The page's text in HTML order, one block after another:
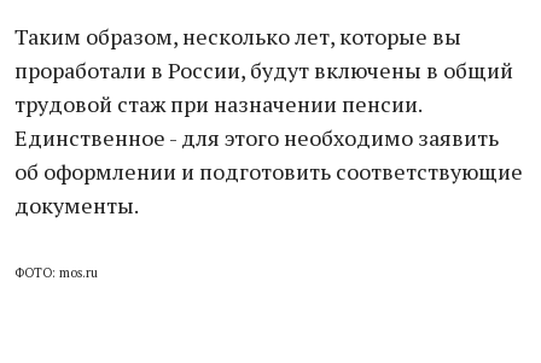
Таким образом, несколько лет, которые вы
проработали в России, будут включены в общий
трудовой стаж при назначении пенсии.
Единственное - для этого необходимо заявить
об оформлении и подготовить соответствующие
документы.
ФОТО: mos.ru